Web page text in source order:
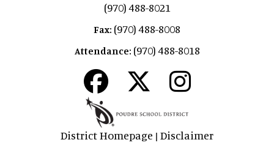
(970) 488-8021
Fax: (970) 488-8008
Attendance: (970) 488-8018
District Homepage | Disclaimer